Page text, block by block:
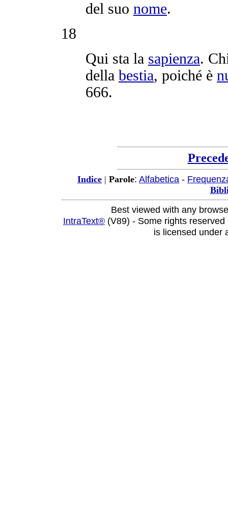
del suo nome.
18
Qui sta la sapienza.
della bestia, poiché è
666.
Indice | Parole: Alfabetica -
Best viewed with any
IntraText® (V89) - Some rights
is licensed under